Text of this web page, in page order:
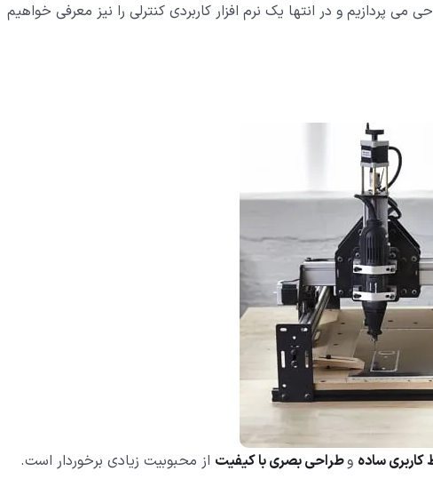
می پردازیم و در انتها یک نرم افزار کاربردی کنترلی را نیز معرفی خواهیم
کاربری ساده وطراحی بصری با کیفیت از محبوبیت زیادی برخوردار است.